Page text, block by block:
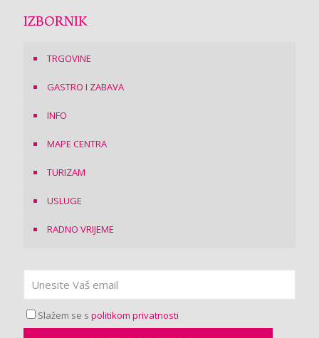
IZBORNIK
TRGOVINE
GASTRO I ZABAVA
INFO
MAPE CENTRA
TURIZAM
USLUGE
RADNO VRIJEME
Slažem se s politikom privatnosti